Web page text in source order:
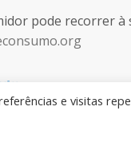
e visitas
pode recorrer